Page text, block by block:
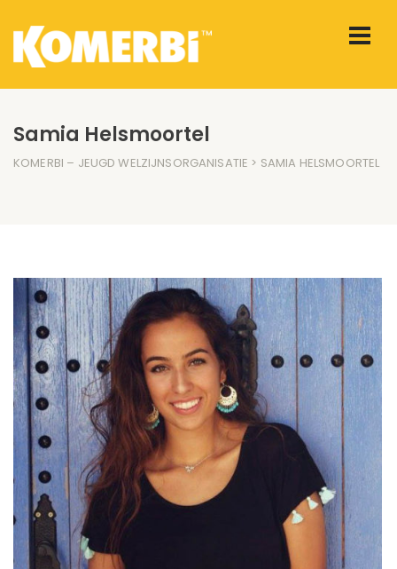
Samia Helsmoortel
KOMERBI – JEUGD WELZIJNSORGANISATIE > SAMIA HELSMOORTEL